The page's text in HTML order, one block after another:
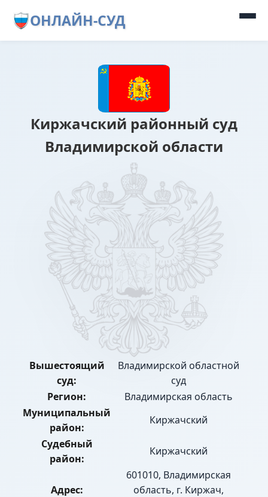
ОНЛАЙН-СУД
Киржачский районный суд
Владимирской области
Вышестоящий
суд:
Владимирской областной
суд
Регион:
Владимирская область
Муниципальный
район:
Киржачский
Судебный
район:
Киржачский
Адрес:
601010, Владимирская
область, г. Киржач,